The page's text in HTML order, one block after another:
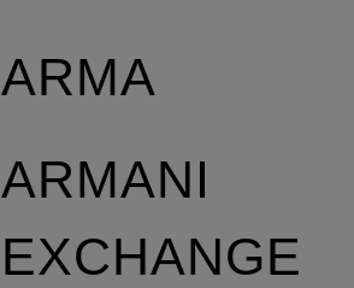
ARMA
ARMANI
EXCHANGE